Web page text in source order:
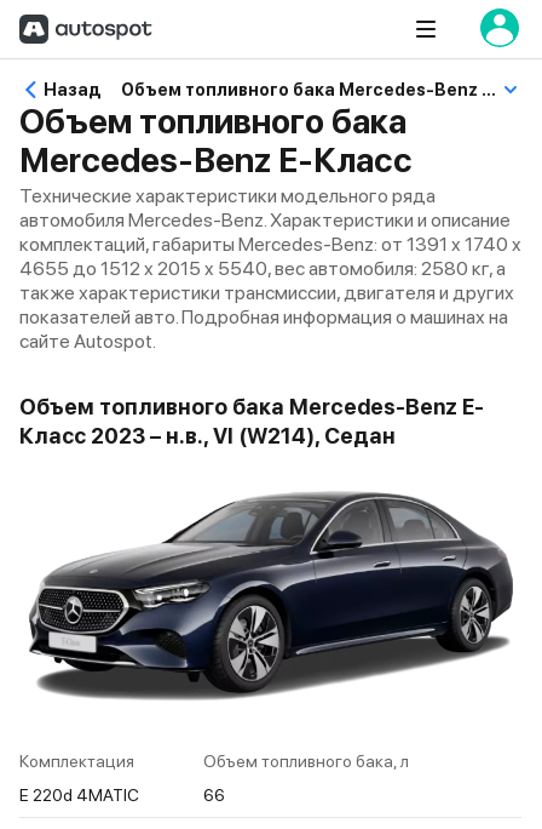
Назад Объем топливного бака Mercedes-Benz E-Класс
Объем топливного бака
Mercedes-Benz E-Класс
Технические характеристики модельного ряда
автомобиля Mercedes-Benz. Характеристики и описание
комплектаций, габариты Mercedes-Benz: от 1391 x 1740 x
4655 до 1512 x 2015 x 5540, вес автомобиля: 2580 кг, а
также характеристики трансмиссии, двигателя и других
показателей авто. Подробная информация о машинах на
сайте Autospot.
Объем топливного бака Mercedes-Benz E-
Класс 2023 – н.в., VI (W214), Седан
Комплектация
Объем топливного бака, л
E 220d 4MATIC
66